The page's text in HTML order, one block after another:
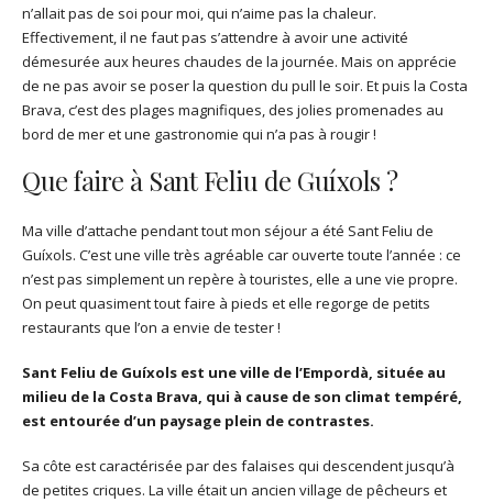
n’allait pas de soi pour moi, qui n’aime pas la chaleur.
Effectivement, il ne faut pas s’attendre à avoir une activité
démesurée aux heures chaudes de la journée. Mais on apprécie
de ne pas avoir se poser la question du pull le soir. Et puis la Costa
Brava, c’est des plages magnifiques, des jolies promenades au
bord de mer et une gastronomie qui n’a pas à rougir !
Que faire à Sant Feliu de Guíxols ?
Ma ville d’attache pendant tout mon séjour a été Sant Feliu de
Guíxols. C’est une ville très agréable car ouverte toute l’année : ce
n’est pas simplement un repère à touristes, elle a une vie propre.
On peut quasiment tout faire à pieds et elle regorge de petits
restaurants que l’on a envie de tester !
Sant Feliu de Guíxols est une ville de l’Empordà, située au
milieu de la Costa Brava, qui à cause de son climat tempéré,
est entourée d’un paysage plein de contrastes.
Sa côte est caractérisée par des falaises qui descendent jusqu’à
de petites criques. La ville était un ancien village de pêcheurs et